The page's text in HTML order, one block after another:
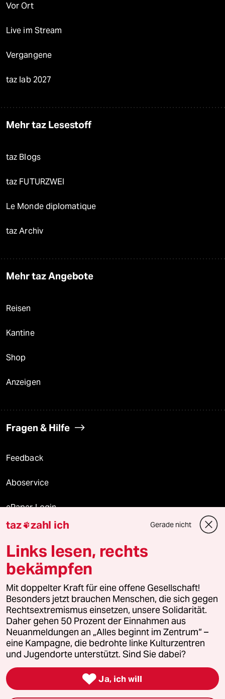
Vor Ort
Live im Stream
Vergangene
taz lab 2027
Mehr taz Lesestoff
taz Blogs
taz FUTURZWEI
Le Monde diplomatique
taz Archiv
Mehr taz Angebote
Reisen
Kantine
Shop
Anzeigen
Fragen & Hilfe
Feedback
Aboservice
ePaper Login
Downloads für Abonnierende
© 2026 taz Verlags und Vertriebs GmbH
Alle Rechte vorbehalten. Bei rechtlichen Fragen oder für Genehmigungen
wenden Sie sich bitte an
lizenzen@taz.de
Feedback Redaktionsstatut Kommune-Richtlinien
Leitlinie Informant Datenschutz Impressum AGB
Seitenwende Einwilligungen widerrufen (Ads)
taz zahl ich Gerade nicht
Links lesen, rechts
bekämpfen
Mit doppelter Kraft für eine offene Gesellschaft!
Besonders jetzt brauchen Menschen, die sich gegen
Rechtsextremismus einsetzen, unsere Solidarität.
Daher gehen 50 Prozent der Einnahmen aus
Neuanmeldungen an „Alles beginnt im Zentrum“ –
eine Kampagne, die bedrohte linke Kulturzentren
und Jugendorte unterstützt. Sind Sie dabei?
 Ja, ich will